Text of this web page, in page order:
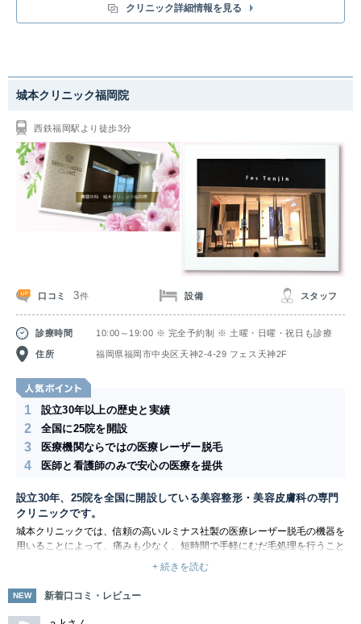
クリニック詳細情報を見る
城本クリニック福岡院
西鉄福岡駅より徒歩3分
口コミ 3件 設備 スタッフ
診療時間 10:00～19:00 ※ 完全予約制 ※ 土曜・日曜・祝日も診療
住所 福岡県福岡市中央区天神2-4-29 フェス天神2F
1 設立30年以上の歴史と実績
2 全国に25院を開設
3 医療機関ならではの医療レーザー脱毛
4 医師と看護師のみで安心の医療を提供
設立30年、25院を全国に開設している美容整形・美容皮膚科の専門
クリニックです。
城本クリニックでは、信頼の高いルミナス社製の医療レーザー脱毛の機器を
用いることによって、痛みも少なく、短時間で手軽にむだ毛処理を行うこと
また、施術時間も例えば両ワキなら5分で、ほぼ1年で永久脱毛が実現しま
す。
+ 続きを読む
NEW 新着口コミ・レビュー